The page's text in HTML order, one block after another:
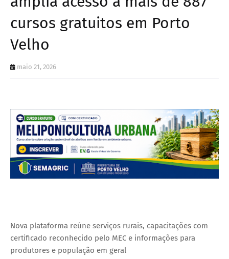
cursos gratuitos em Porto
Velho
maio 21, 2026
Nova plataforma reúne serviços rurais, capacitações com
certificado reconhecido pelo MEC e informações para
produtores e população em geral